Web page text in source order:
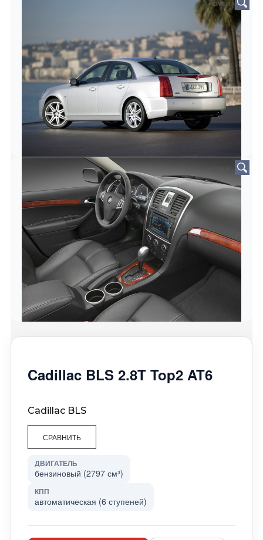
HOVER
Cadillac BLS 2.8T Top2 AT6
Cadillac BLS
СРАВНИТЬ
ДВИГАТЕЛЬ
бензиновый (2797 см³)
КПП
автоматическая (6 ступеней)